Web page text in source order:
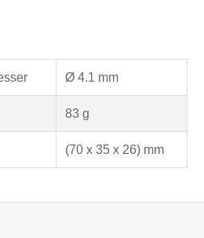
Ø 4.1 mm
83 g
(70 x 35 x 26) mm